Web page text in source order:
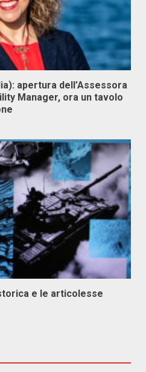
apertura dell’Assessora
Manager, ora un tavolo
e le articolesse